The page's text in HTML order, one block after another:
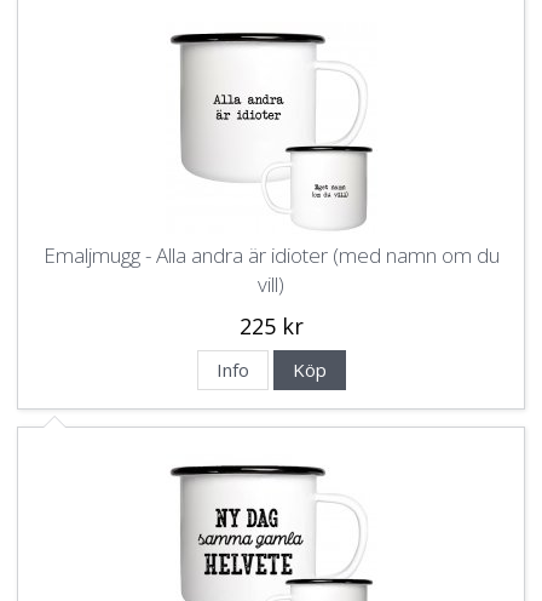
Emaljmugg - Alla andra är idioter (med namn om du
vill)
225 kr
Info Köp